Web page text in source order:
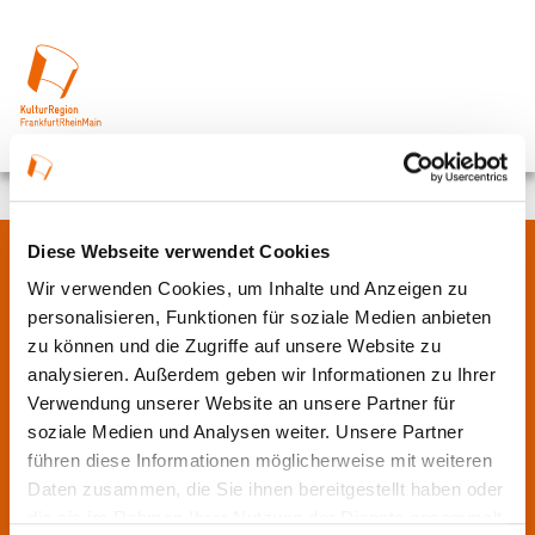
Diese Webseite verwendet Cookies
Wir verwenden Cookies, um Inhalte und Anzeigen zu
personalisieren, Funktionen für soziale Medien anbieten
zu können und die Zugriffe auf unsere Website zu
analysieren. Außerdem geben wir Informationen zu Ihrer
Verwendung unserer Website an unsere Partner für
soziale Medien und Analysen weiter. Unsere Partner
führen diese Informationen möglicherweise mit weiteren
Daten zusammen, die Sie ihnen bereitgestellt haben oder
Über uns
In der Metropolregion FrankfurtRheinMain haben sich rund 50
Landkreise, Städte, Gemeinden und der Regionalverband zur
KulturRegion zusammen-geschlossen. Über die Ländergrenzen
hinweg vernetzt die gemeinnützige Gesellschaft seit 2005 die
vielfältige lokale und regionale Kultur und fördert die
interkommunale Zusammenarbeit. Gemeinsam mit ihren